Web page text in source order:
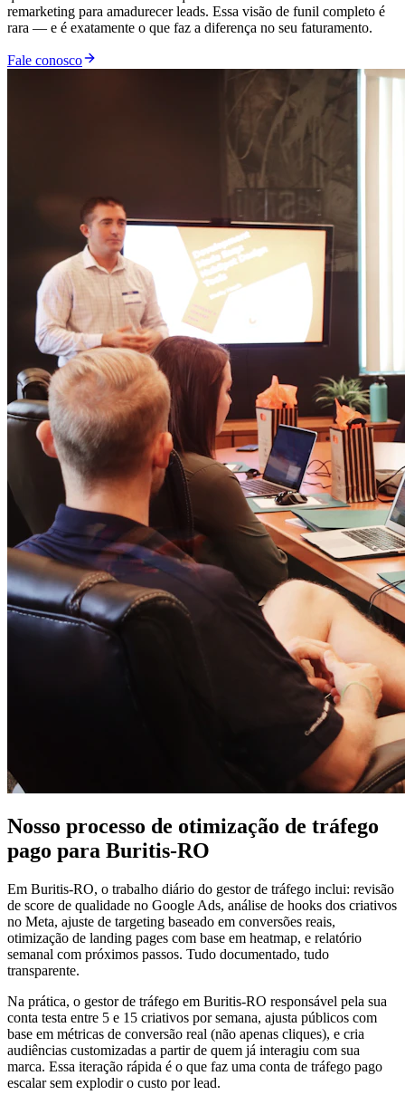
remarketing para amadurecer leads. Essa visão de funil completo é
rara — e é exatamente o que faz a diferença no seu faturamento.
Fale conosco
Nosso processo de otimização de tráfego
pago para Buritis-RO
Em Buritis-RO, o trabalho diário do gestor de tráfego inclui: revisão
de score de qualidade no Google Ads, análise de hooks dos criativos
no Meta, ajuste de targeting baseado em conversões reais,
otimização de landing pages com base em heatmap, e relatório
semanal com próximos passos. Tudo documentado, tudo
transparente.
Na prática, o gestor de tráfego em Buritis-RO responsável pela sua
conta testa entre 5 e 15 criativos por semana, ajusta públicos com
base em métricas de conversão real (não apenas cliques), e cria
audiências customizadas a partir de quem já interagiu com sua
marca. Essa iteração rápida é o que faz uma conta de tráfego pago
escalar sem explodir o custo por lead.